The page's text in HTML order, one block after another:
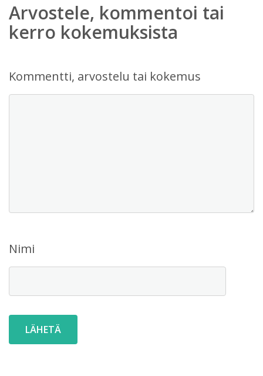
Arvostele, kommentoi tai
kerro kokemuksista
Kommentti, arvostelu tai kokemus
Nimi